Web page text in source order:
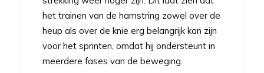
het trainen van de hamstring zowel over de
heup als over de knie erg belangrijk kan zijn
voor het sprinten, omdat hij ondersteunt in
meerdere fases van de beweging.